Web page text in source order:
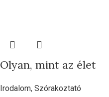
Olyan, mint az élet
Irodalom, Szórakoztató